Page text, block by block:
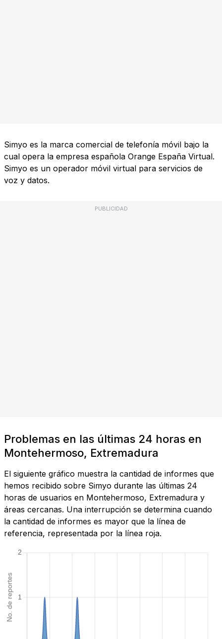
Simyo es la marca comercial de telefonía móvil bajo la
cual opera la empresa española Orange España Virtual.
Simyo es un operador móvil virtual para servicios de
voz y datos.
PUBLICIDAD
Problemas en las últimas 24 horas en
Montehermoso, Extremadura
El siguiente gráfico muestra la cantidad de informes que
hemos recibido sobre Simyo durante las últimas 24
horas de usuarios en Montehermoso, Extremadura y
áreas cercanas. Una interrupción se determina cuando
la cantidad de informes es mayor que la línea de
referencia, representada por la línea roja.